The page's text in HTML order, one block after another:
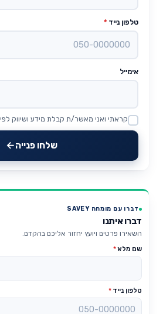
טלפון נייד *
אימייל
Website
קראתי ואני מאשר/ת קבלת מידע ושיווק לפי
שלחו פנייה
דברו עם מומחה SAVEY
דברו איתנו
השאירו פרטים ויועץ יחזור אליכם בהקדם.
שם מלא*
טלפון נייד *